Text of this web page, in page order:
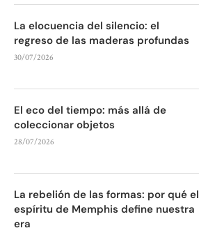
La elocuencia del silencio: el
regreso de las maderas profundas
30/07/2026
El eco del tiempo: más allá de
coleccionar objetos
28/07/2026
La rebelión de las formas: por qué el
espíritu de Memphis define nuestra
era